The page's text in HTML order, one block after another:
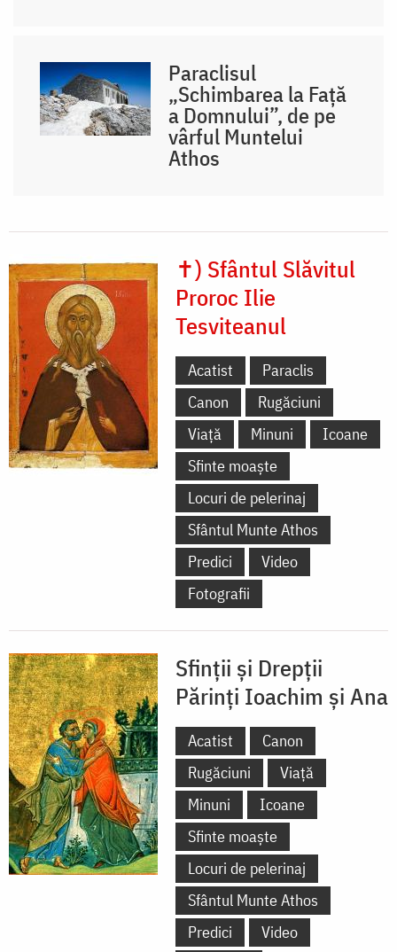
Paraclisul
„Schimbarea la Față
a Domnului”, de pe
vârful Muntelui
Athos
✝) Sfântul Slăvitul
Proroc Ilie
Tesviteanul
Acatist
Paraclis
Canon
Rugăciuni
Viață
Minuni
Icoane
Sfinte moaște
Locuri de pelerinaj
Sfântul Munte Athos
Predici
Video
Fotografii
Sfinții și Drepții
Părinți Ioachim și Ana
Acatist
Canon
Rugăciuni
Viață
Minuni
Icoane
Sfinte moaște
Locuri de pelerinaj
Sfântul Munte Athos
Predici
Video